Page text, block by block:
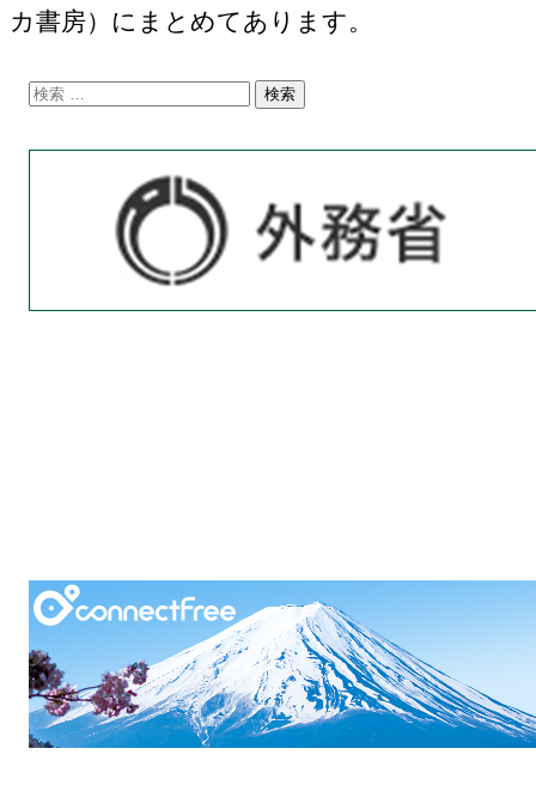
カ書房）にまとめてあります。
検